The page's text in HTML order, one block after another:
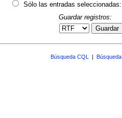
Sólo las entradas seleccionadas:
Guardar registros:
Guardar
Búsqueda CQL